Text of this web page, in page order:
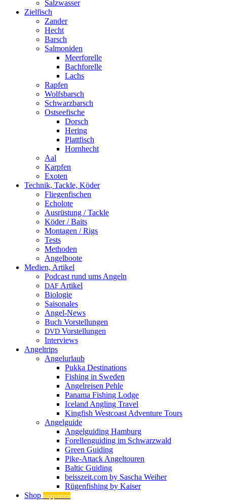
Salzwasser
Zielfisch
Zander
Hecht
Barsch
Salmoniden
Meerforelle
Bachforelle
Lachs
Rapfen
Wolfsbarsch
Schwarzbarsch
Ostseefische
Dorsch
Hering
Plattfisch
Hornhecht
Aal
Karpfen
Exoten
Technik, Tackle, Köder
Fliegenfischen
Echolote
Ausrüstung / Tackle
Köder / Baits
Montagen / Rigs
Tests
Methoden
Angelboote
Medien, Artikel
Podcast rund ums Angeln
DAF Artikel
Biologie
Saisonales
Angel-News
Buch Vorstellungen
DVD Vorstellungen
Interviews
Angeltrips
Angelurlaub
Pukka Destinations
Fishing in Sweden
Angelreisen Pehle
Panama Fishing Lodge
Iceland Angling Travel
Kingfish Westcoast Adventure Tours
Angelguide
Angelguiding Hamburg
Forellenguiding im Schwarzwald
Green Guiding
Pike-Attack Angeltouren
Baltic Guiding
beisszeit.com by Sascha Weiher
Rügenfishing by Kaiser
Shop supporten